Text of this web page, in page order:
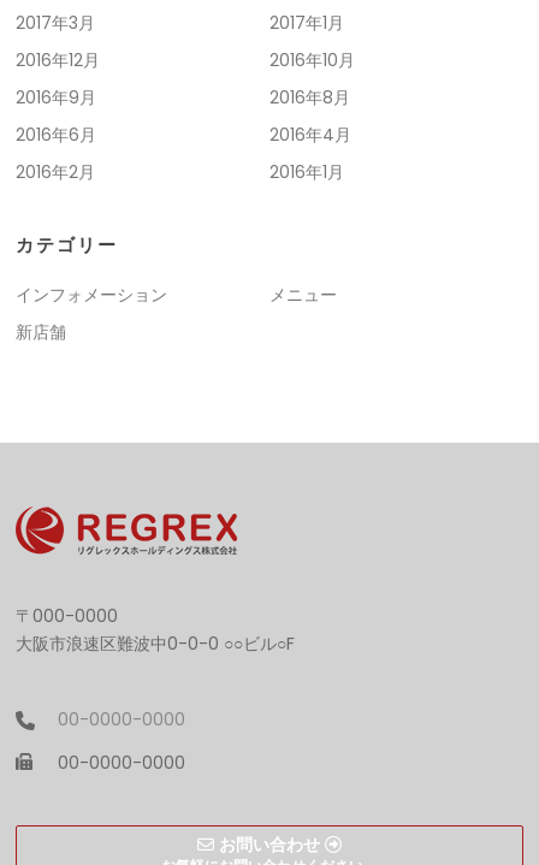
2017年3月
2017年1月
2016年12月
2016年10月
2016年9月
2016年8月
2016年6月
2016年4月
2016年2月
2016年1月
カテゴリー
インフォメーション
メニュー
新店舗
〒000-0000
大阪市浪速区難波中0-0-0 ○○ビル○F
00-0000-0000
00-0000-0000
お問い合わせ